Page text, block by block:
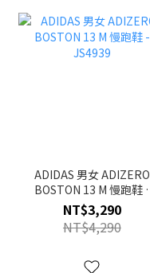
ADIDAS 男女 ADIZERO
BOSTON 13 M 慢跑鞋 -
JS4939
NT$3,290
NT$4,290